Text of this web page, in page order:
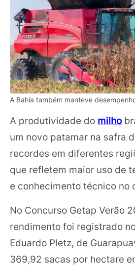
A Bahia também manteve
A produtividade do milho
um novo patamar na safra
recordes em diferentes
que refletem maior uso de
e conhecimento técnico no
No Concurso Getap Verão
rendimento foi registrado
Eduardo Pletz, de
369,92 sacas por hectare